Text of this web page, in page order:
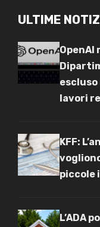
ULTIME
OpenAI
lavori
KFF:
piccole
L’ADA